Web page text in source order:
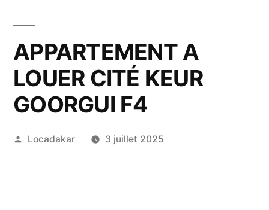
APPARTEMENT A
LOUER CITÉ KEUR
GOORGUI F4
Publié
Locadakar 3 juillet 2025